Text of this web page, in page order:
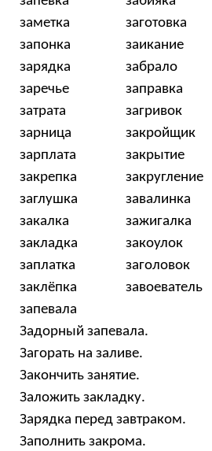
заметка
заготовка
запонка
заикание
зарядка
забрало
заречье
заправка
затрата
загривок
зарница
закройщик
зарплата
закрытие
закрепка
закругление
заглушка
завалинка
закалка
зажигалка
закладка
закоулок
заплатка
заголовок
заклёпка
завоеватель
запевала
Задорный запевала.
Загорать на заливе.
Закончить занятие.
Заложить закладку.
Зарядка перед завтраком.
Заполнить закрома.